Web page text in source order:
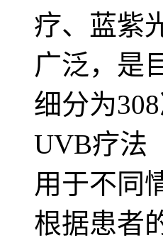
疗、蓝紫
广泛，是
细分为
UVB疗法
用于不同
根据患者